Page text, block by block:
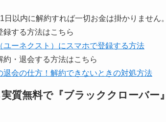
日以内に解約すれば一切お金は掛かりません。
録する方法はこちら
ユーネクスト）にスマホで登録する方法
約・退会する方法はこちら
退会の仕方！解約できないときの対処方法
質無料で『ブラッククローバー』